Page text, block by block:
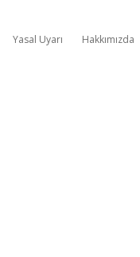
Yasal Uyarı Hakkımızda